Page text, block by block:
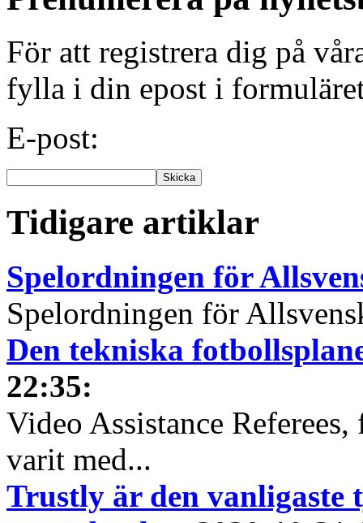
För att registrera dig på
fylla i din epost i
E-post:
Tidigare artiklar
Spelordningen för
Spelordningen för
Den tekniska
22:35:
Video Assistance
varit med...
Trustly är den vanligaste